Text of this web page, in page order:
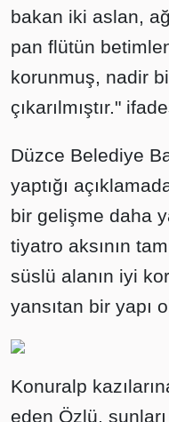
bakan iki aslan,
pan flütün
korunmuş, nadir
çıkarılmıştır."
Düzce Belediye
yaptığı
bir gelişme daha
tiyatro aksının
süslü alanın iyi
yansıtan bir yapı
Konuralp
eden Özlü,